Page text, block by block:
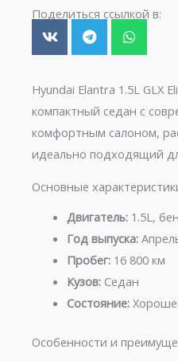
Поделиться ссылкой в:
Hyundai Elantra 1.5L GLX
компактный седан с
комфортным салоном,
идеально подходящий
Основные
Двигатель:1.5L,
Год выпуска:
Пробег:16 800 км
Кузов:Седан
Состояние:
Особенности и